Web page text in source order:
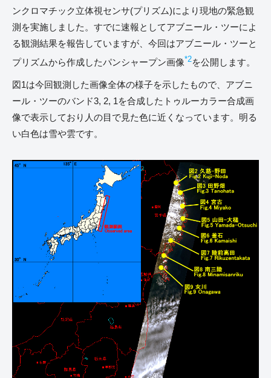
ンクロマチック立体視センサ(プリズム)により現地の緊急観
測を実施しました。すでに速報としてアブニール・ツーによ
る観測結果を報告していますが、今回はアブニール・ツーと
プリズムから作成したパンシャープン画像*2を公開します。
図1は今回観測した画像全体の様子を示したもので、アブニ
ール・ツーのバンド3, 2, 1を合成したトゥルーカラー合成画
像で表示しており人の目で見た色に近くなっています。明る
い白色は雪や雲です。